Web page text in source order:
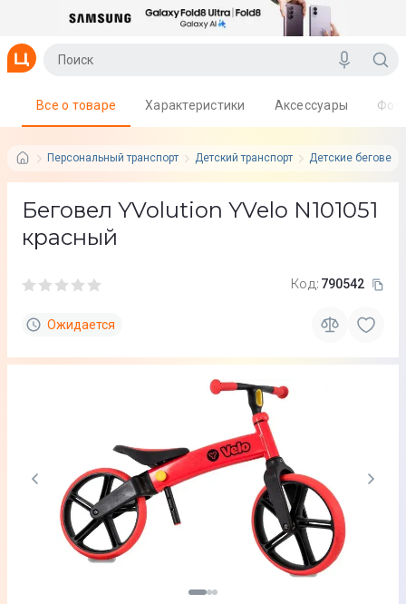
Персональный транспорт Детский транспорт Детские беговелы
Все о товаре Характеристики Аксессуары
Беговел YVolution YVelo N101051
красный
Код: 790542
Ожидается